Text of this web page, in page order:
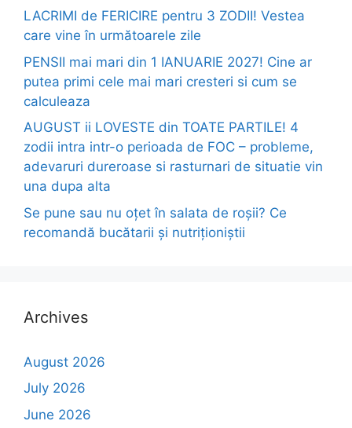
LACRIMI de FERICIRE pentru 3 ZODII! Vestea
care vine în următoarele zile
PENSII mai mari din 1 IANUARIE 2027! Cine ar
putea primi cele mai mari cresteri si cum se
calculeaza
AUGUST ii LOVESTE din TOATE PARTILE! 4
zodii intra intr-o perioada de FOC – probleme,
adevaruri dureroase si rasturnari de situatie vin
una dupa alta
Se pune sau nu oțet în salata de roșii? Ce
recomandă bucătarii și nutriționiștii
Archives
August 2026
July 2026
June 2026